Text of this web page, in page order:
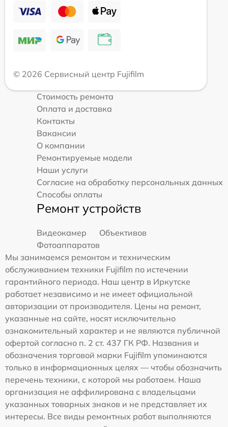
© 2026 Сервисный центр Fujifilm
Стоимость ремонта
Оплата и доставка
Контакты
Вакансии
О компании
Ремонтируемые модели
Наши услуги
Согласие на обработку персональных данных
Способы оплаты
Ремонт устройств
Видеокамер
Объективов
Фотоаппаратов
Мы занимаемся ремонтом и техническим
обслуживанием техники Fujifilm по истечении
гарантийного периода. Наш центр в Иркутске
работает независимо и не имеет официальной
авторизации от производителя. Цены на ремонт,
указанные на сайте, носят исключительно
ознакомительный характер и не являются публичной
офертой согласно п. 2 ст. 437 ГК РФ. Названия и
обозначения торговой марки Fujifilm упоминаются
только в информационных целях — чтобы обозначить
перечень техники, с которой мы работаем. Наша
организация не аффилирована с владельцами
указанных товарных знаков и не представляет их
интересы. Все виды ремонтных работ выполняются